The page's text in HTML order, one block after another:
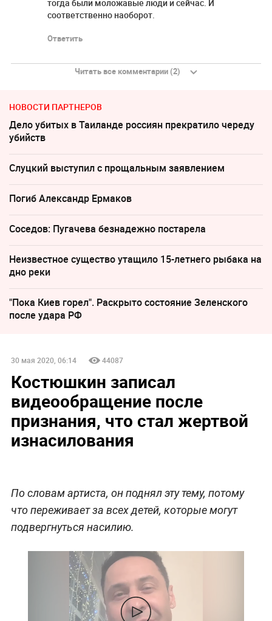
тогда были моложавые люди и сейчас. И
соответственно наоборот.
Ответить
Читать все комментарии (2)
НОВОСТИ ПАРТНЕРОВ
Дело убитых в Таиланде россиян прекратило череду
убийств
Слуцкий выступил с прощальным заявлением
Погиб Александр Ермаков
Соседов: Пугачева безнадежно постарела
Неизвестное существо утащило 15-летнего рыбака на
дно реки
"Пока Киев горел". Раскрыто состояние Зеленского
после удара РФ
30 мая 2020, 06:14 44087
Костюшкин записал
видеообращение после
признания, что стал жертвой
изнасилования
По словам артиста, он поднял эту тему, потому
что переживает за всех детей, которые могут
подвергнуться насилию.